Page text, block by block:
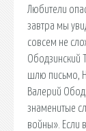
Любители
завтра мы
совсем не
Ободзинский
шлю письмо,
Валерий
знаменитые
войны». Если